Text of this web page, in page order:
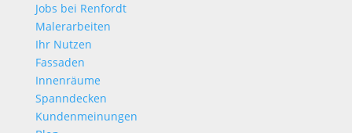
Jobs bei Renfordt
Malerarbeiten
Ihr Nutzen
Fassaden
Innenräume
Spanndecken
Kundenmeinungen